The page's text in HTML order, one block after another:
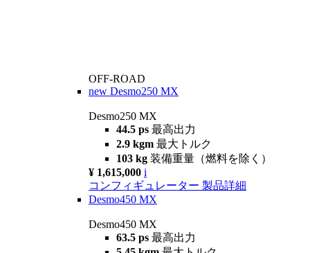
OFF-ROAD
new Desmo250 MX
Desmo250 MX
44.5 ps 最高出力
2.9 kgm 最大トルク
103 kg 装備重量（燃料を除く）
¥ 1,615,000 i
コンフィギュレーター 製品詳細
Desmo450 MX
Desmo450 MX
63.5 ps 最高出力